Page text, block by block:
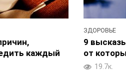
каждый
ЗДОРОВЬЕ
9
от
19.7к.